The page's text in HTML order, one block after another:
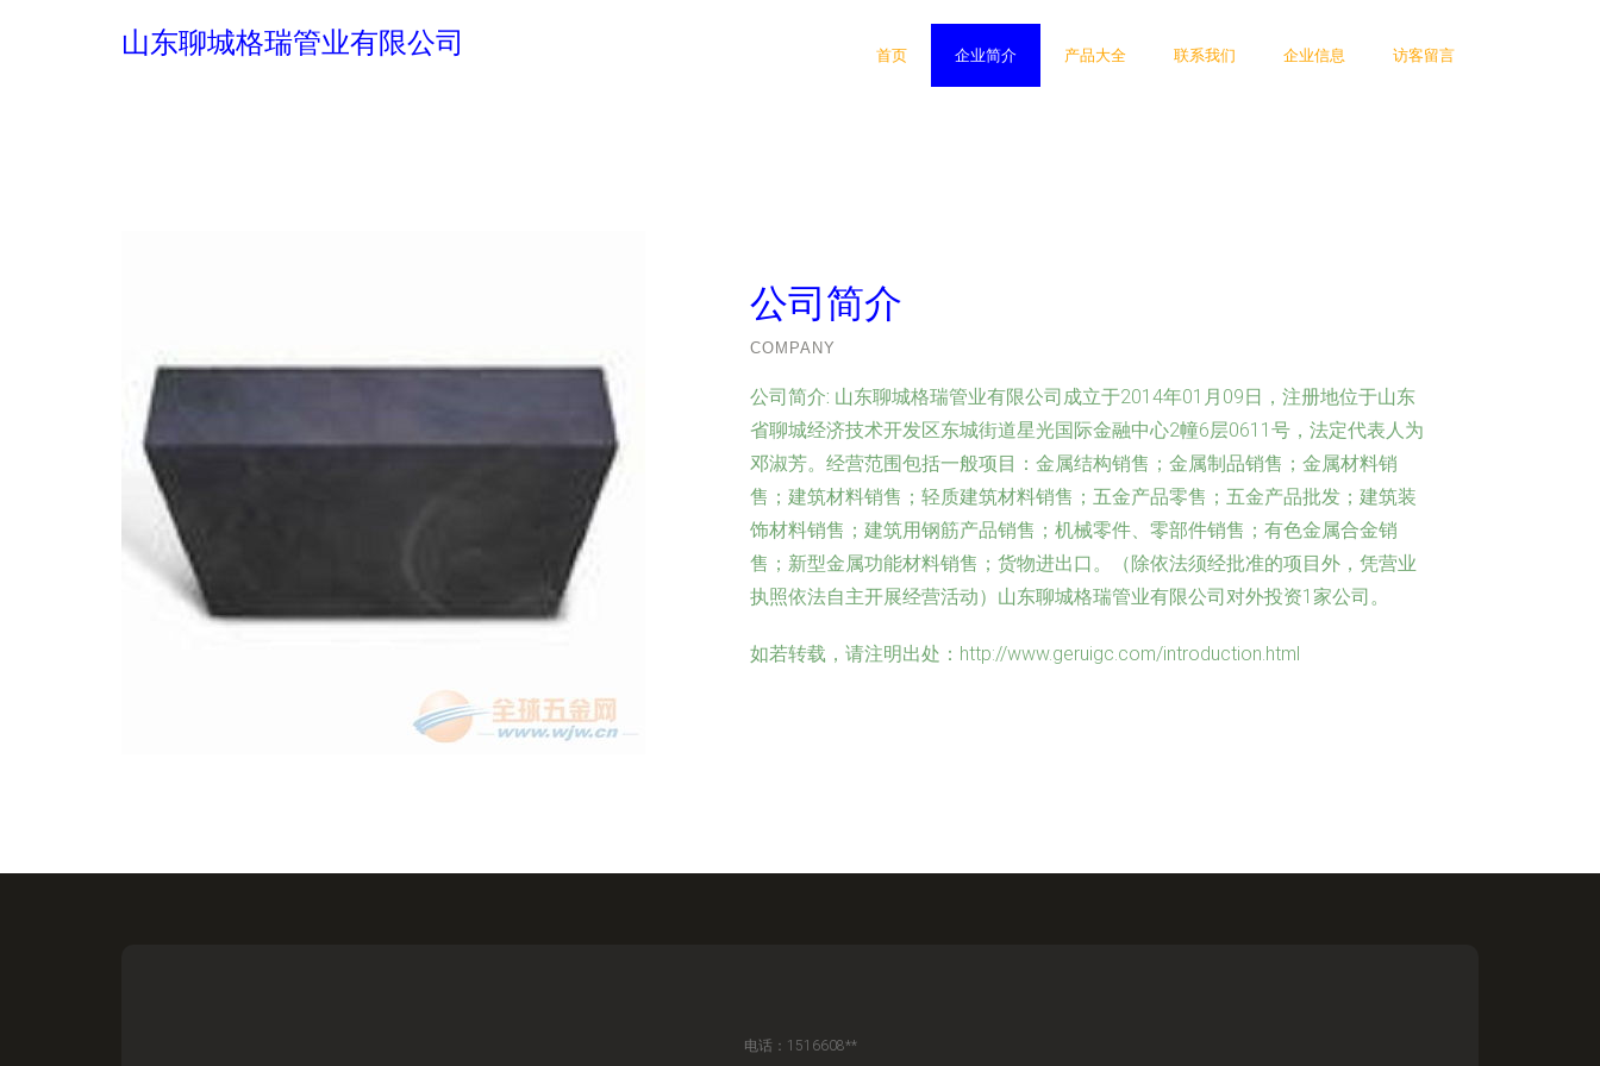
山东聊城格瑞管业有限公司 首页 企业简介 产品大全 联系我们 企业信息 访客留言
公司简介
COMPANY
公司简介: 山东聊城格瑞管业有限公司成立于2014年01月09日，注册地位于山东
省聊城经济技术开发区东城街道星光国际金融中心2幢6层0611号，法定代表人为
邓淑芳。经营范围包括一般项目：金属结构销售；金属制品销售；金属材料销
售；建筑材料销售；轻质建筑材料销售；五金产品零售；五金产品批发；建筑装
饰材料销售；建筑用钢筋产品销售；机械零件、零部件销售；有色金属合金销
售；新型金属功能材料销售；货物进出口。（除依法须经批准的项目外，凭营业
执照依法自主开展经营活动）山东聊城格瑞管业有限公司对外投资1家公司。
如若转载，请注明出处：http://www.geruigc.com/introduction.html
电话：1516608**